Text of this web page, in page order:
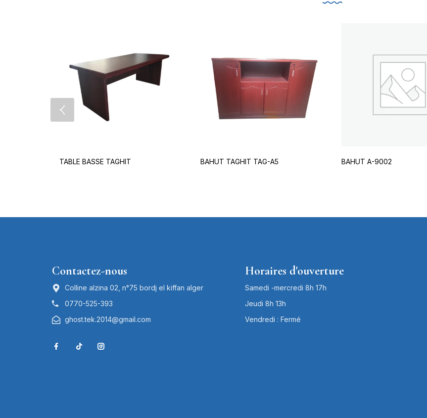
TABLE BASSE TAGHIT BAHUT TAGHIT TAG-A5 BAHUT A-9002
Contactez-nous
Colline alzina 02, n°75 bordj el kiffan alger
0770-525-393
ghost.tek.2014@gmail.com
Horaires d'ouverture
Samedi -mercredi 8h 17h
Jeudi 8h 13h
Vendredi : Fermé